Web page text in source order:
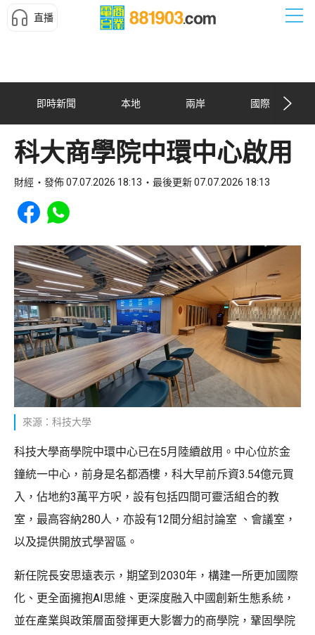
直播
即時新聞 本地 兩岸 國際
科大商學院中環中心啟用
財經 發佈 07.07.2026 18:13 最後更新 07.07.2026 18:13
Share to Facebook
Share to WhatsApp
來源：科技大學
科技大學商學院中環中心已在5月陸續啟用。中心位於金
鐘統一中心，前身是名都酒樓，科大早前斥資3.54億元買
入，佔地約3萬平方呎，設有包括四間可靈活組合的教
室，最高容納280人，亦設有12間分組討論室 、會議室，
以及提供開放式學習區。
新任院長安思遠表示，期望到2030年，構建一所更加國際
化、更全面擁抱AI思維、更深度融入中國創新生態系統，
並在產業與政策層面發揮更大影響力的商學院，鞏固學院